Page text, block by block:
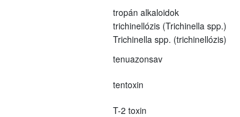
tropán alkaloidok
trichinellózis (Trichinella spp.)
Trichinella spp. (trichinellózis)
tenuazonsav
tentoxin
T-2 toxin